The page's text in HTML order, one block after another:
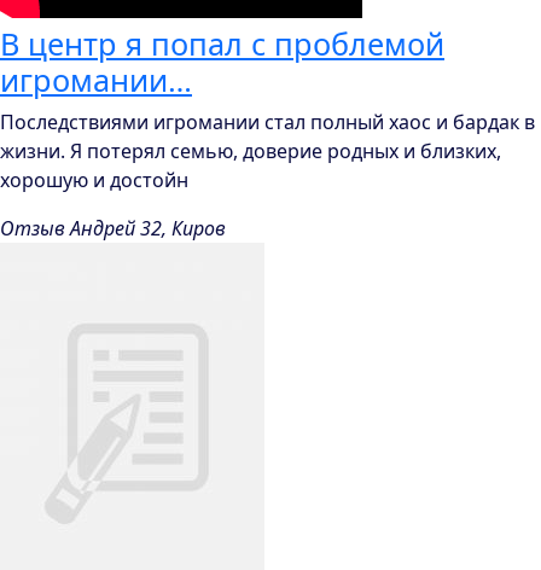
В центр я попал с проблемой
игромании…
Последствиями игромании стал полный хаос и бардак в
жизни. Я потерял семью, доверие родных и близких,
хорошую и достойн
Отзыв Андрей 32, Киров